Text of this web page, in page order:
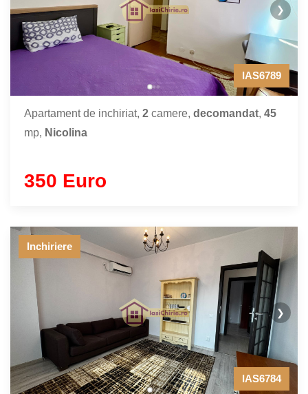
❯
IAS6789
Apartament de inchiriat, 2 camere, decomandat, 45
mp, Nicolina
350 Euro
❯
Inchiriere
IAS6784